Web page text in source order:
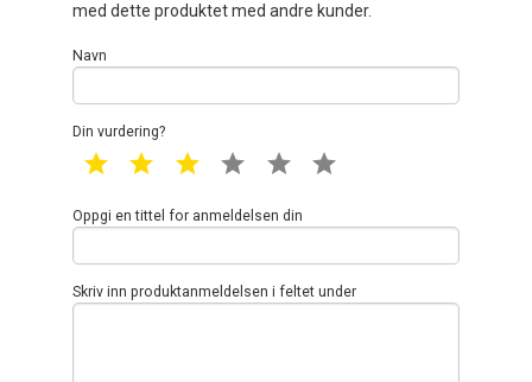
med dette produktet med andre kunder.
Navn
Din vurdering?
1 star 2 star 3 star 4 star 5 star
Oppgi en tittel for anmeldelsen din
Skriv inn produktanmeldelsen i feltet under